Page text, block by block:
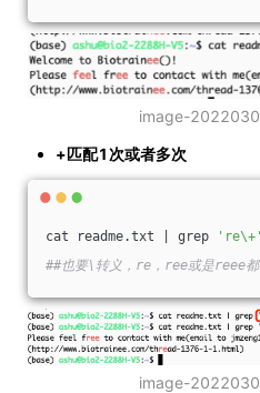
image-
+匹配1次或者多次
cat readme.txt | grep
're\+'
##也要\转义，re，ree或是reee都
image-